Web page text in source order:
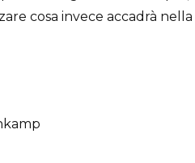
cosa invece accadrà nella